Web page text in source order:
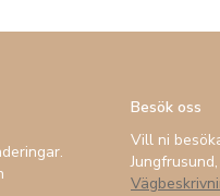
Besök oss
Vill ni